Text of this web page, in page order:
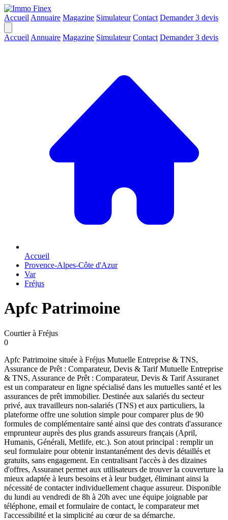
Accueil Annuaire Magazine Simulateur Contact Demander 3 devis
Accueil Annuaire Magazine Simulateur Contact Demander 3 devis
Accueil
Provence-Alpes-Côte d'Azur
Var
Fréjus
Apfc Patrimoine
Courtier à Fréjus
0
Apfc Patrimoine située à Fréjus Mutuelle Entreprise & TNS,
Assurance de Prêt : Comparateur, Devis & Tarif Mutuelle Entreprise
& TNS, Assurance de Prêt : Comparateur, Devis & Tarif Assuranet
est un comparateur en ligne spécialisé dans les mutuelles santé et les
assurances de prêt immobilier. Destinée aux salariés du secteur
privé, aux travailleurs non-salariés (TNS) et aux particuliers, la
plateforme offre une solution simple pour comparer plus de 90
formules de complémentaire santé ainsi que des contrats d'assurance
emprunteur auprès des plus grands assureurs français (April,
Humanis, Générali, Metlife, etc.). Son atout principal : remplir un
seul formulaire pour obtenir instantanément des devis détaillés et
gratuits, sans engagement. En centralisant l'accès à des dizaines
d'offres, Assuranet permet aux utilisateurs de trouver la couverture la
mieux adaptée à leurs besoins et à leur budget, éliminant ainsi la
nécessité de contacter individuellement chaque assureur. Disponible
du lundi au vendredi de 8h à 20h avec une équipe joignable par
téléphone, email et formulaire de contact, le comparateur met
l'accessibilité et la simplicité au cœur de sa démarche.